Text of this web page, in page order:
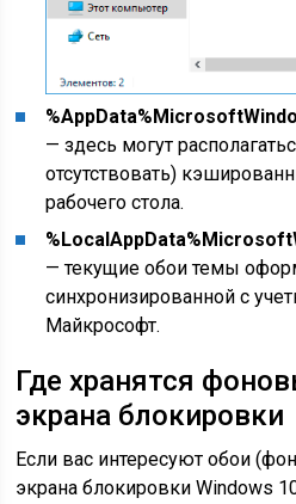
— здесь могут
отсутствовать)
рабочего стола.
— текущие обои темы
синхронизированной с
Майкрософт.
Где хранятся
экрана блокировки
Если вас интересуют обои
экрана блокировки Windows